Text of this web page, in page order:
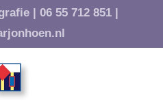
| 06 55 712 851 |